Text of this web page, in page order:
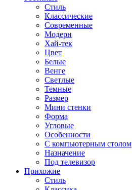
Стиль
Классические
Современные
Модерн
Хай-тек
Цвет
Белые
Венге
Светлые
Темные
Размер
Мини стенки
Форма
Угловые
Особенности
С компьютерным столом
Назначение
Под телевизор
Прихожие
Стиль